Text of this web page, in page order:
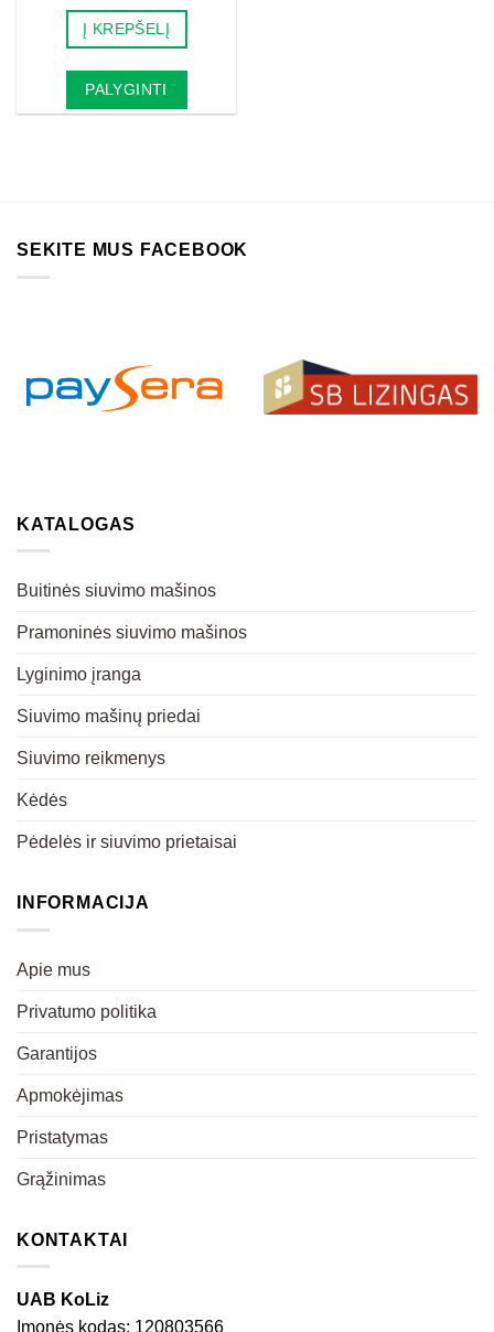
was:
19.00€.
is:
Į KREPŠELĮ
PALYGINTI
SEKITE MUS FACEBOOK
KATALOGAS
Buitinės siuvimo mašinos
Pramoninės siuvimo mašinos
Lyginimo įranga
Siuvimo mašinų priedai
Siuvimo reikmenys
Kėdės
Pėdelės ir siuvimo prietaisai
INFORMACIJA
Apie mus
Privatumo politika
Garantijos
Apmokėjimas
Pristatymas
Grąžinimas
KONTAKTAI
UAB KoLiz
Įmonės kodas: 120803566